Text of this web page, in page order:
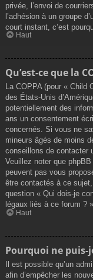
privée, l’envoi de
l’adhésion à un groupe
court instant, c’est
Haut
Qu’est-ce que la
La COPPA (pour « Child
des États-Unis
potentiellement des
ans un consentement
concernés. Si vous ne
mineurs âgés de moins
conseillons de contacter
Veuillez noter que
peuvent pas vous
être contactés à ce
question « Qui dois-je
légaux liés à ce forum ?
Haut
Pourquoi ne puis-
Il est possible qu’un
afin d’empêcher les